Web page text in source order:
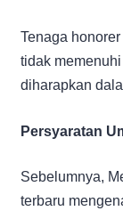
Tenaga
tidak
diharapkan
Persyaratan
Sebelumnya,
terbaru